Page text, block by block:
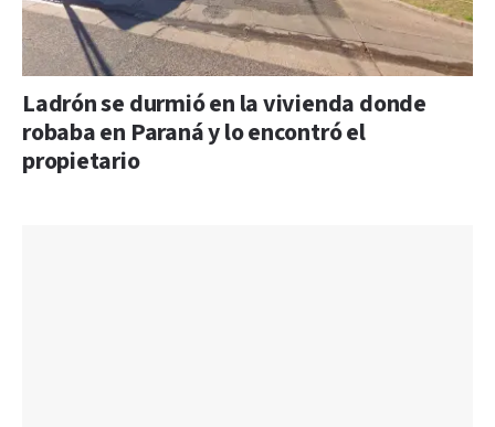
Ladrón se durmió en la vivienda donde
robaba en Paraná y lo encontró el
propietario